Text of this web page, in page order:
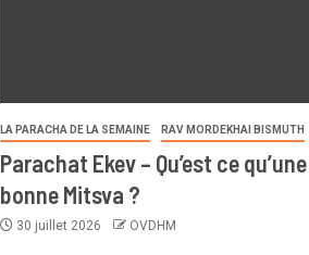
LA PARACHA DE LA SEMAINE RAV MORDEKHAI BISMUTH
Parachat Ekev – Qu’est ce qu’une
bonne Mitsva ?
30 juillet 2026 OVDHM